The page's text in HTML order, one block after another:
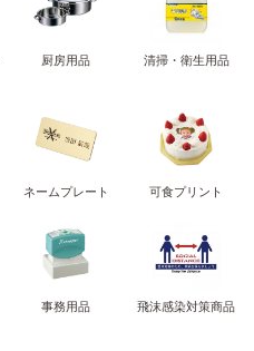
厨房用品 清掃・衛生用品
ネームプレート 可食プリント
事務用品 飛沫感染対策商品